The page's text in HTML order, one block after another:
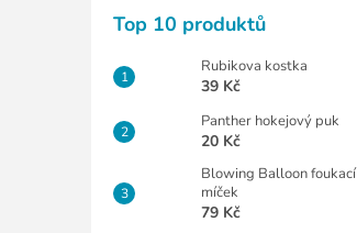
Top 10 produktů
Rubikova kostka
39 Kč
Panther hokejový puk
20 Kč
Blowing Balloon foukací
míček
79 Kč